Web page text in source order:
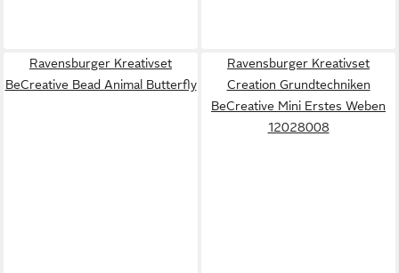
Ravensburger Kreativset
BeCreative Bead Animal Butterfly
Ravensburger Kreativset
Creation Grundtechniken
BeCreative Mini Erstes Weben
12028008